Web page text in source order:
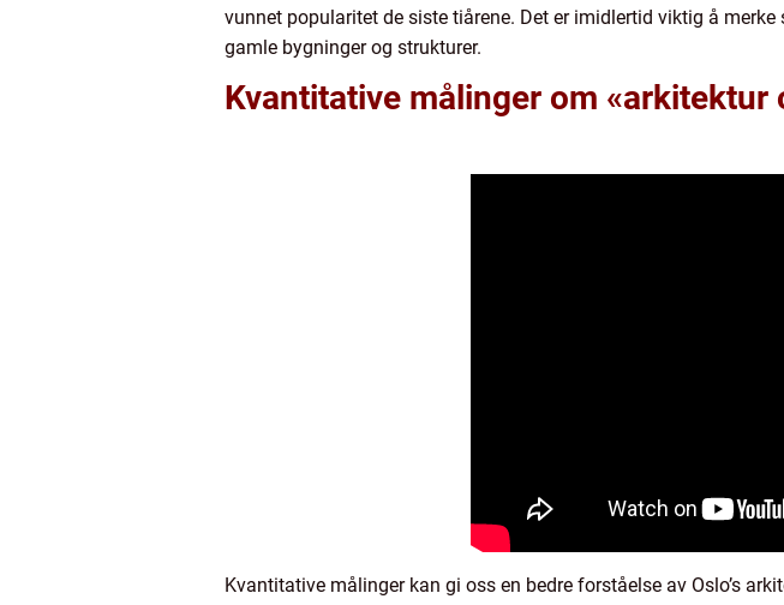
vunnet popularitet de siste tiårene. Det er imidlertid viktig å
gamle bygninger og strukturer.
Kvantitative målinger om «arkitektur
Kvantitative målinger kan gi oss en bedre forståelse av Oslo’s